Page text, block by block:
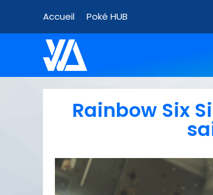
Accueil Poké HUB
Rainbow Six